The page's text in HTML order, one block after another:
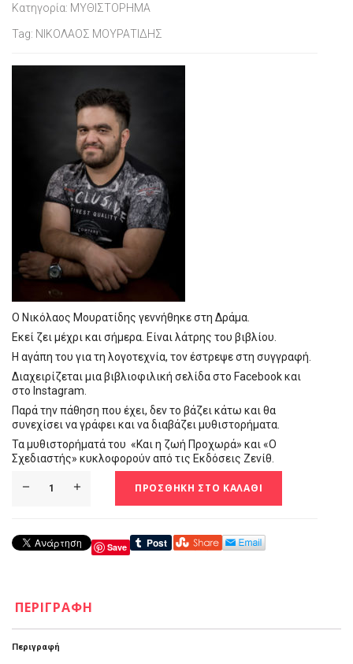
Κατηγορία: ΜΥΘΙΣΤΟΡΗΜΑ
Tag: ΝΙΚΟΛΑΟΣ ΜΟΥΡΑΤΙΔΗΣ
Ο Νικόλαος Μουρατίδης γεννήθηκε στη Δράμα.
Εκεί ζει μέχρι και σήμερα. Είναι λάτρης του βιβλίου.
Η αγάπη του για τη λογοτεχνία, τον έστρεψε στη συγγραφή.
Διαχειρίζεται μια βιβλιοφιλική σελίδα στο Facebook και
στο Instagram.
Παρά την πάθηση που έχει, δεν το βάζει κάτω και θα
συνεχίσει να γράφει και να διαβάζει μυθιστορήματα.
Τα μυθιστορήματά του «Και η ζωή Προχωρά» και «Ο
Σχεδιαστής» κυκλοφορούν από τις Εκδόσεις Ζενίθ.
ΠΡΟΣΘΉΚΗ ΣΤΟ ΚΑΛΆΘΙ
Save
ΠΕΡΙΓΡΑΦΉ
Περιγραφή